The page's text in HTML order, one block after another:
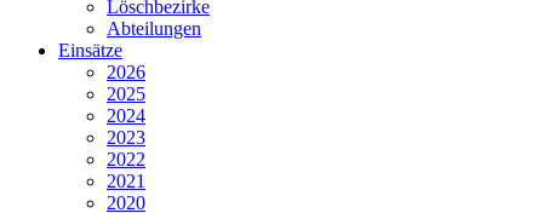
Löschbezirke
Abteilungen
Einsätze
2026
2025
2024
2023
2022
2021
2020